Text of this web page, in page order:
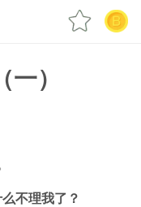
）
么不理我了？